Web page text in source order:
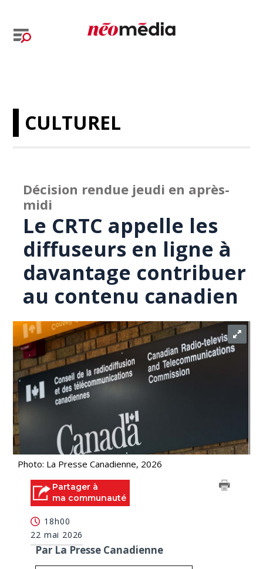
CULTUREL
Décision rendue jeudi en après-
midi
Le CRTC appelle les
diffuseurs en ligne à
davantage contribuer
au contenu canadien
Photo: La Presse Canadienne, 2026
Partager à
ma communauté
18h00
22 mai 2026
Par La Presse Canadienne